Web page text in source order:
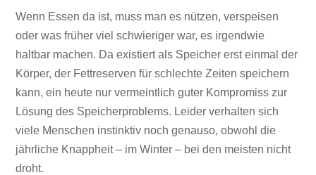
Wenn Essen da ist, muss man es nützen, verspeisen
oder was früher viel schwieriger war, es irgendwie
haltbar machen. Da existiert als Speicher erst einmal der
Körper, der Fettreserven für schlechte Zeiten speichern
kann, ein heute nur vermeintlich guter Kompromiss zur
Lösung des Speicherproblems. Leider verhalten sich
viele Menschen instinktiv noch genauso, obwohl die
jährliche Knappheit – im Winter – bei den meisten nicht
droht.